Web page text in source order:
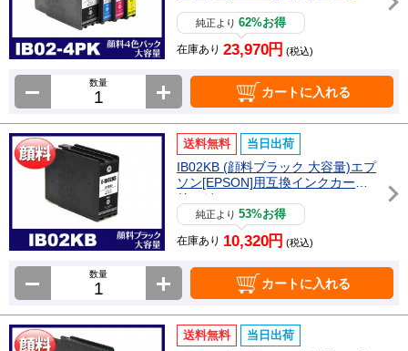
純正より62%お得
在庫あり 23,970円 (税込)
数量
カートに入れる
送料無料 当日出荷
IB02KB (顔料ブラック 大容量)エプ
ソン[EPSON]用互換インクカート
リッジ
純正より53%お得
在庫あり 10,320円 (税込)
数量
カートに入れる
送料無料 当日出荷